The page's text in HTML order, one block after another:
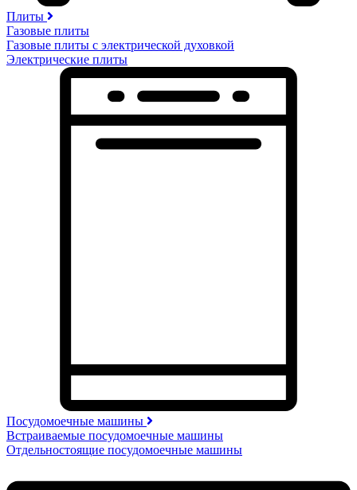
Плиты
Газовые плиты
Газовые плиты с электрической духовкой
Электрические плиты
Посудомоечные машины
Встраиваемые посудомоечные машины
Отдельностоящие посудомоечные машины